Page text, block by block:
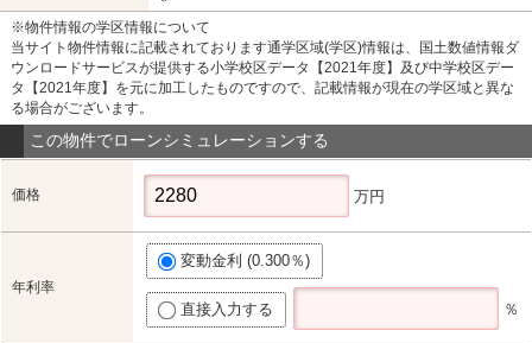
※物件情報の学区情報について
当サイト物件情報に記載されております通学区域(学区)情報は、国土数値情報ダ
ウンロードサービスが提供する小学校区データ【2021年度】及び中学校区デー
タ【2021年度】を元に加工したものですので、記載情報が現在の学区域と異な
る場合がございます。
この物件でローンシミュレーションする
価格 万円
年利率
変動金利 (0.300％)
直接入力する ％